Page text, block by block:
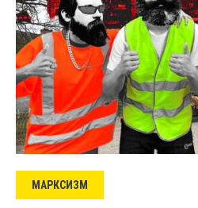
МАРКСИЗМ